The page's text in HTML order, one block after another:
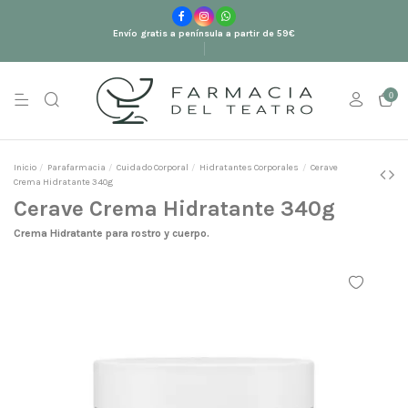
Envío gratis a península a partir de 59€
0
Inicio Parafarmacia Cuidado Corporal Hidratantes Corporales
Cerave
Crema Hidratante 340g
Cerave Crema Hidratante 340g
Crema Hidratante para rostro y cuerpo.